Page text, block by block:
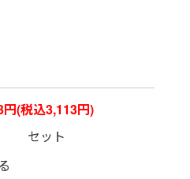
円(税込3,113円)
セット